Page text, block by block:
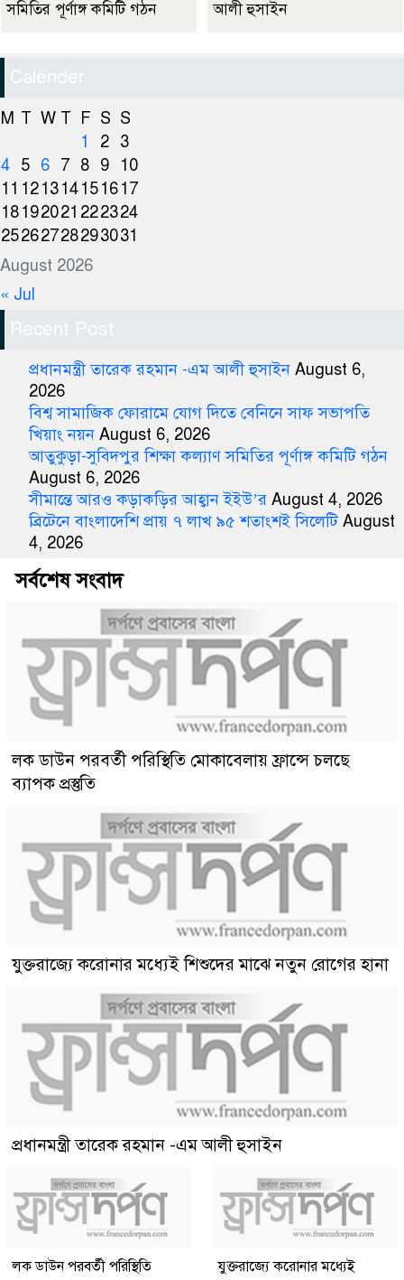
সমিতির পূর্ণাঙ্গ কমিটি গঠন
আলী হুসাইন
Calender
August 2026
M T W T F S S
1
2 3
4 5 6 7 8 9
10
11 121314151617
18192021 222324
25262728293031
« Jul
Recent Post
প্রধানমন্ত্রী তারেক রহমান -এম আলী হুসাইন August 6,
2026
বিশ্ব সামাজিক ফোরামে যোগ দিতে বেনিনে সাফ সভাপতি
খিয়াং নয়ন August 6, 2026
আতুকুড়া-সুবিদপুর শিক্ষা কল্যাণ সমিতির পূর্ণাঙ্গ কমিটি গঠন
August 6, 2026
সীমান্তে আরও কড়াকড়ির আহ্বান ইইউ’র August 4, 2026
ব্রিটেনে বাংলাদেশি প্রায় ৭ লাখ ৯৫ শতাংশই সিলেটি August
4, 2026
সর্বশেষ সংবাদ
লক ডাউন পরবর্তী পরিস্থিতি মোকাবেলায় ফ্রান্সে চলছে
ব্যাপক প্রস্তুতি
যুক্তরাজ্যে করোনার মধ্যেই শিশুদের মাঝে নতুন রোগের হানা
প্রধানমন্ত্রী তারেক রহমান -এম আলী হুসাইন
লক ডাউন পরবর্তী পরিস্থিতি
যুক্তরাজ্যে করোনার মধ্যেই